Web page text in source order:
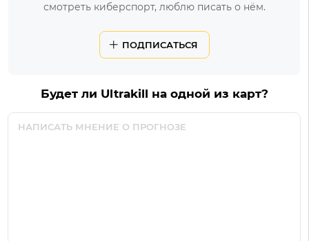
смотреть киберспорт, люблю писать о нём.
ПОДПИСАТЬСЯ
Будет ли Ultrakill на одной из карт?